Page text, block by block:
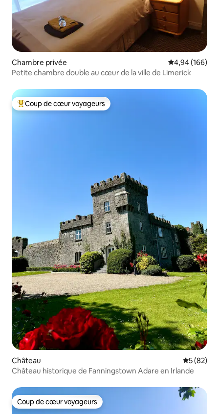
Chambre privée Évaluation
4,94 (166)
Petite chambre double au cœur de la ville de Limerick
Coups de cœur voyageurs les plus appréciés
Coup de cœur voyageurs
Château
5 (82)
Château historique de Fanningstown Adare en Irlande
Coup de cœur voyageurs
Coup de cœur voyageurs